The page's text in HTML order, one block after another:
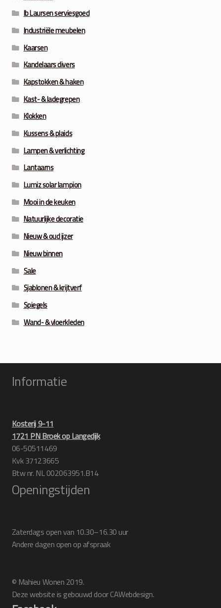
Ib Laursen serviesgoed
Industriële meubelen
Kaarsen
Kandelaars divers
Kapstokken & haken
Kast- & ladegrepen
Klokken
Kussens & plaids
Lampen & verlichting
Lantaarns
Lumiz solar lampion
Mooi in de keuken
Natuurlijke decoratie
Nieuw & oud ijzer
Nieuw binnen
Sale
Sjablonen & krijtverf
Spiegels
Wand- & vloerkleden
Informatie
Kosterij 9-11
1721 PN Broek op Langedijk
06-50511469
Kvk 37123665
Btw nr. NL 002063951.B14
Openingstijden
Zaterdags open van 10.30–16.30 uur
Andere dagen open op afspraak
© Mahieu Wonen 2019.
Deze website is gebouwd door CAWebdesign.